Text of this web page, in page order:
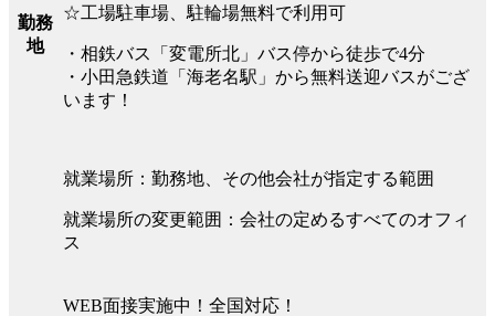
勤務
地
☆工場駐車場、駐輪場無料で利用可
・相鉄バス「変電所北」バス停から徒歩で4分
・小田急鉄道「海老名駅」から無料送迎バスがござ
います！
就業場所：勤務地、その他会社が指定する範囲
就業場所の変更範囲：会社の定めるすべてのオフィ
ス
WEB面接実施中！全国対応！